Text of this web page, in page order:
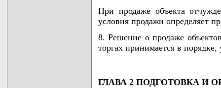
При продаже объекта
условия продажи определяет
8. Решение о продаже
торгах принимается в порядке,
ГЛАВА 2 ПОДГОТОВКА И